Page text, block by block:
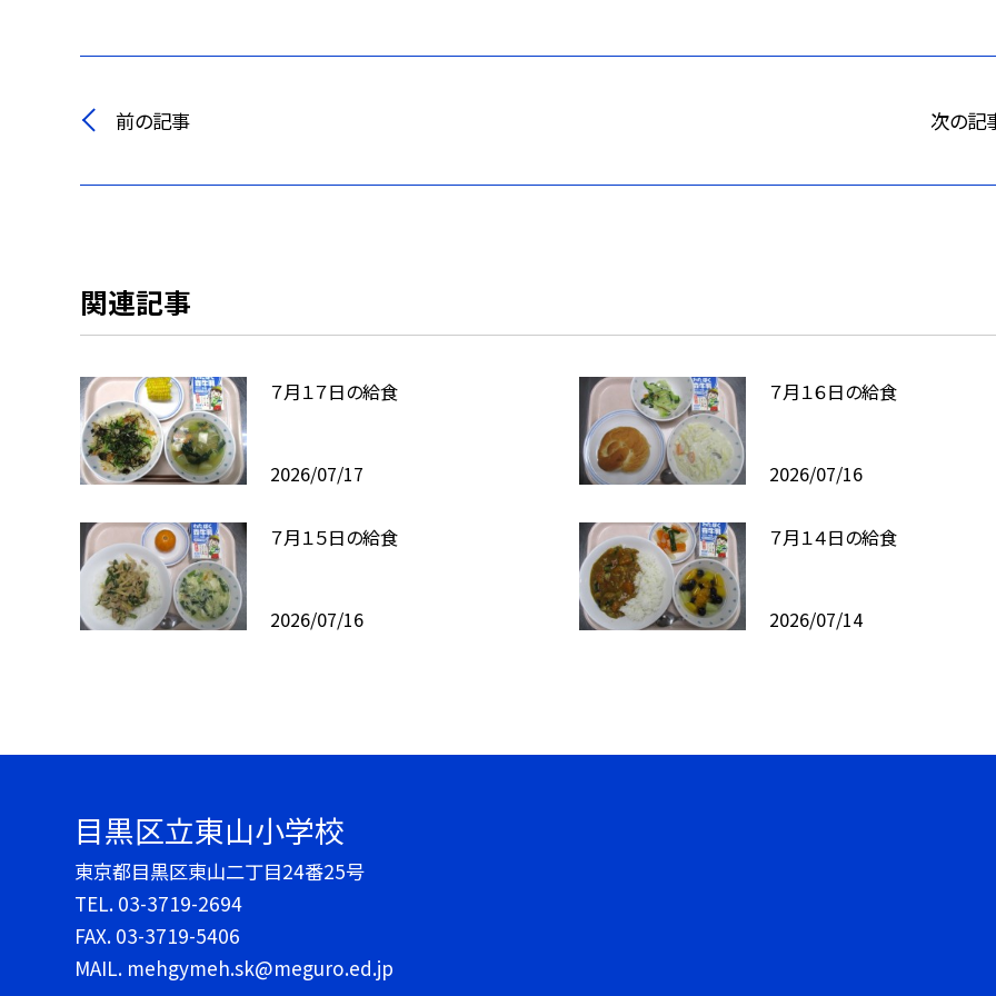
前の記事 次の記
関連記事
７月１７日の給食
2026/07/17
７月１６日の給食
2026/07/16
７月１５日の給食
2026/07/16
７月１４日の給食
2026/07/14
目黒区立東山小学校
東京都目黒区東山二丁目24番25号
TEL. 03-3719-2694
FAX. 03-3719-5406
MAIL. mehgymeh.sk@meguro.ed.jp